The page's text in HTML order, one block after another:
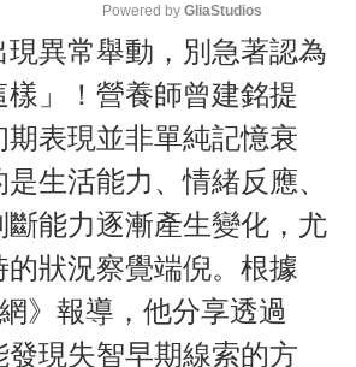
M
u
e
Powered by GliaStudios
現異常舉動，別急著認為
樣」！營養師曾建銘提
表現並非單純記憶衰
生活能力、情緒反應、
斷能力逐漸產生變化，尤
狀況察覺端倪。根據
》報導，他分享透過
發現失智早期線索的方